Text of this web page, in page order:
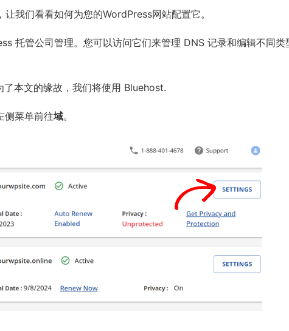
我们看看如何为您的WordPress网站配置它。
托管公司管理。您可以访问它们来管理 DNS 记录和编辑不同类
本文的缘故，我们将使用 Bluehost.
侧菜单前往域。